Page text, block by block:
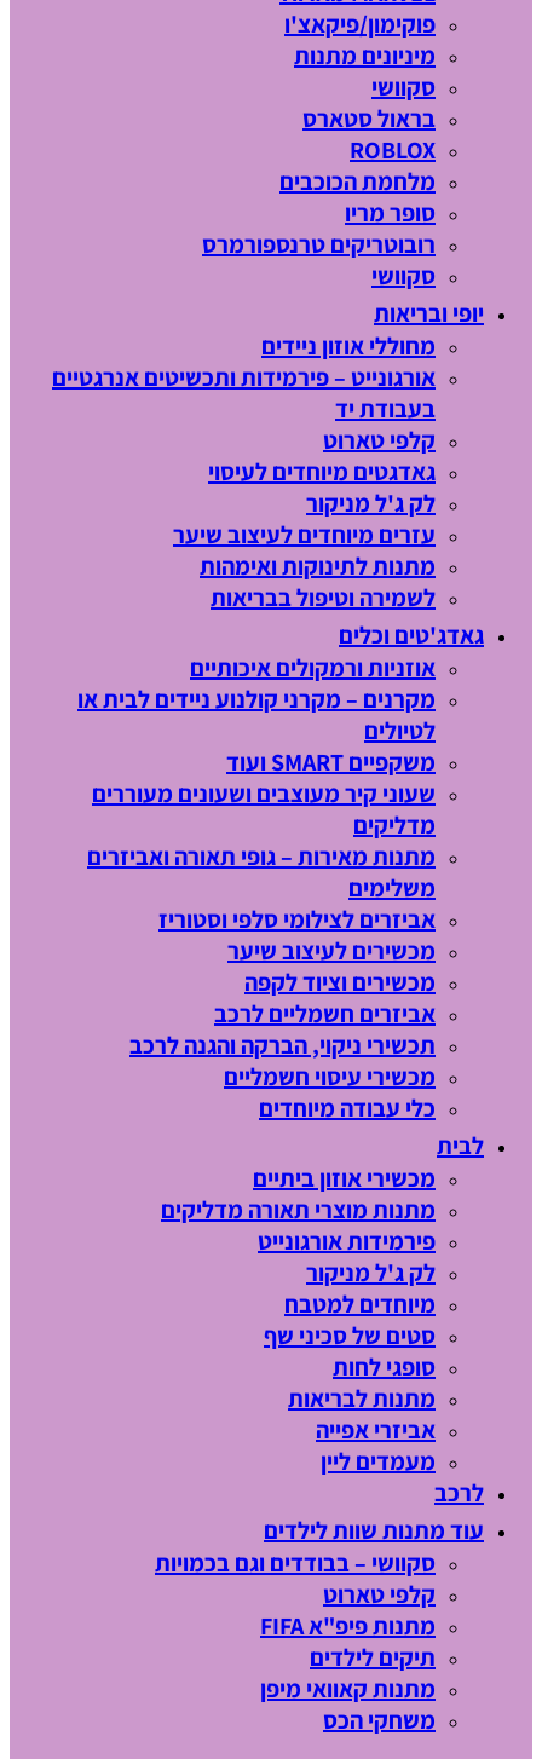
פוקימון/פיקאצ'ו
מיניונים מתנות
סקוושי
בראול סטארס
ROBLOX
מלחמת הכוכבים
סופר מריו
רובוטריקים טרנספורמרס
סקוושי
יופי ובריאות
מחוללי אוזון ניידים
אורגונייט – פירמידות ותכשיטים אנרגטיים
בעבודת יד
קלפי טארוט
גאדגטים מיוחדים לעיסוי
לק ג'ל מניקור
עזרים מיוחדים לעיצוב שיער
מתנות לתינוקות ואימהות
לשמירה וטיפול בבריאות
גאדג'טים וכלים
אוזניות ורמקולים איכותיים
מקרנים – מקרני קולנוע ניידים לבית או
לטיולים
משקפיים SMART ועוד
שעוני קיר מעוצבים ושעונים מעוררים
מדליקים
מתנות מאירות – גופי תאורה ואביזרים
משלימים
אביזרים לצילומי סלפי וסטוריז
מכשירים לעיצוב שיער
מכשירים וציוד לקפה
אביזרים חשמליים לרכב
תכשירי ניקוי, הברקה והגנה לרכב
מכשירי עיסוי חשמליים
כלי עבודה מיוחדים
לבית
מכשירי אוזון ביתיים
מתנות מוצרי תאורה מדליקים
פירמידות אורגונייט
לק ג'ל מניקור
מיוחדים למטבח
סטים של סכיני שף
סופגי לחות
מתנות לבריאות
אביזרי אפייה
מעמדים ליין
לרכב
עוד מתנות שוות לילדים
סקוושי – בבודדים וגם בכמויות
קלפי טארוט
מתנות פיפ"א FIFA
תיקים לילדים
מתנות קאוואי מיפן
משחקי הכס